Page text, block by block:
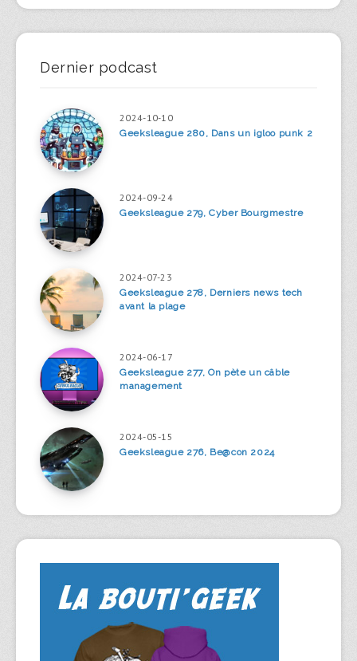
Dernier podcast
2024-10-10
Geeksleague 280, Dans un igloo punk 2
2024-09-24
Geeksleague 279, Cyber Bourgmestre
2024-07-23
Geeksleague 278, Derniers news tech
avant la plage
2024-06-17
Geeksleague 277, On pète un câble
management
2024-05-15
Geeksleague 276, Be@con 2024